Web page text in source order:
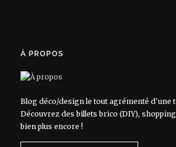
À PROPOS
Blog déco/design le tout agrémenté d'une
Découvrez des billets brico (DIY),
bien plus encore !